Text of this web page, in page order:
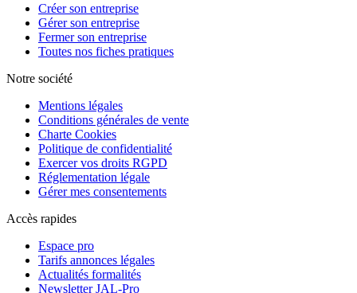
Créer son entreprise
Gérer son entreprise
Fermer son entreprise
Toutes nos fiches pratiques
Notre société
Mentions légales
Conditions générales de vente
Charte Cookies
Politique de confidentialité
Exercer vos droits RGPD
Réglementation légale
Gérer mes consentements
Accès rapides
Espace pro
Tarifs annonces légales
Actualités formalités
Newsletter JAL-Pro